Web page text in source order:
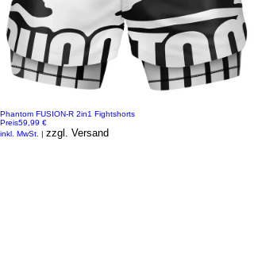
Phantom FUSION-R 2in1 Fightshorts
Preis59,99 €
inkl. MwSt. | zzgl. Versand